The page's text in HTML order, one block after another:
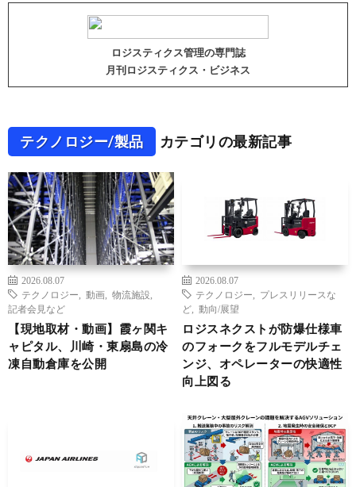
ロジスティクス管理の専門誌
月刊ロジスティクス・ビジネス
テクノロジー/製品 カテゴリの最新記事
2026.08.07
テクノロジー
動画 物流施設
記者会見など
【現地取材・動画】霞ヶ関キ
ャピタル、川崎・東扇島の冷
凍自動倉庫を公開
2026.08.07
テクノロジー
プレスリリースな
ど
動向/展望
ロジスネクストが防爆仕様車
のフォークをフルモデルチェ
ンジ、オペレーターの快適性
向上図る